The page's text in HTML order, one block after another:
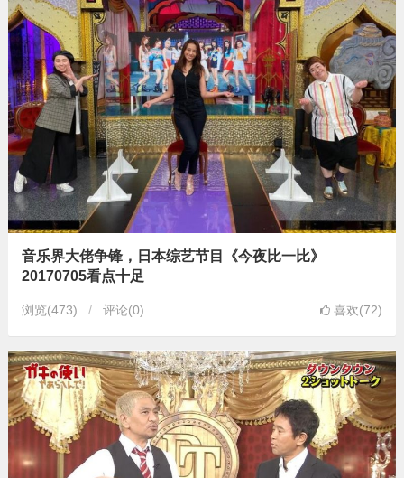
音乐界大佬争锋，日本综艺节目《今夜比一比》
20170705看点十足
浏览(473) 评论(0) 喜欢(72)